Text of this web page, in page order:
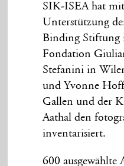
SIK-ISEA hat
Unterstützung
Binding Stiftung
Fondation
Stefanini in
und Yvonne
Gallen und der
Aathal den
inventarisiert.
600 ausgewählte